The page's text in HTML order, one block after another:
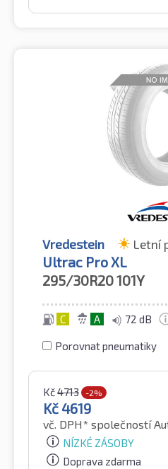
Vredestein Letní
Ultrac Pro XL
295/30R20101Y
C A 72 dB
Porovnat pneumatiky
Kč4713 -2%
Kč4619
vč. DPH* společností
NÍZKÉ ZÁSOBY
Doprava zdarma